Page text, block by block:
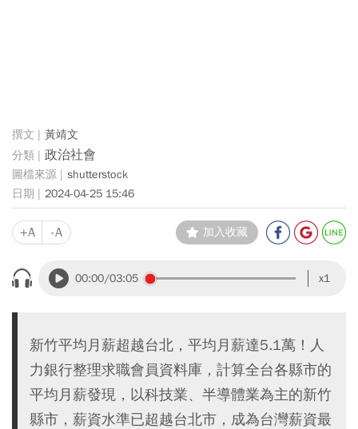
黃靖文
政治社會
shutterstock
2024-04-25 15:46
+A -A 加入收藏
00:00/03:05 x1
新竹平均月薪超越台北，平均月薪達5.1萬！人
力銀行整理求職會員資料庫，計算全台各縣市的
平均月薪發現，以科技業、半導體業為主的新竹
縣市，薪資水準已超越台北市，成為台灣薪資最